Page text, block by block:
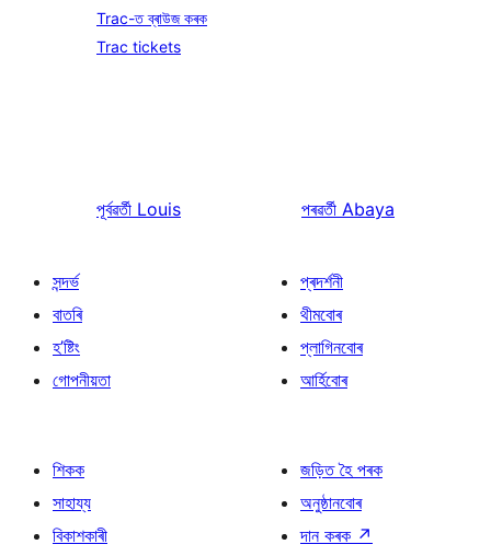
Trac-ত ব্ৰাউজ কৰক
Trac tickets
পূৰ্বৱৰ্তী Louis পৰৱৰ্তী Abaya
সন্দৰ্ভ
বাতৰি
হ’ষ্টিং
গোপনীয়তা
প্ৰদৰ্শনী
থীমবোৰ
প্লাগিনবোৰ
আৰ্হিবোৰ
শিকক
সাহায্য
বিকাশকাৰী
জড়িত হৈ পৰক
অনুষ্ঠানবোৰ
দান কৰক ↗